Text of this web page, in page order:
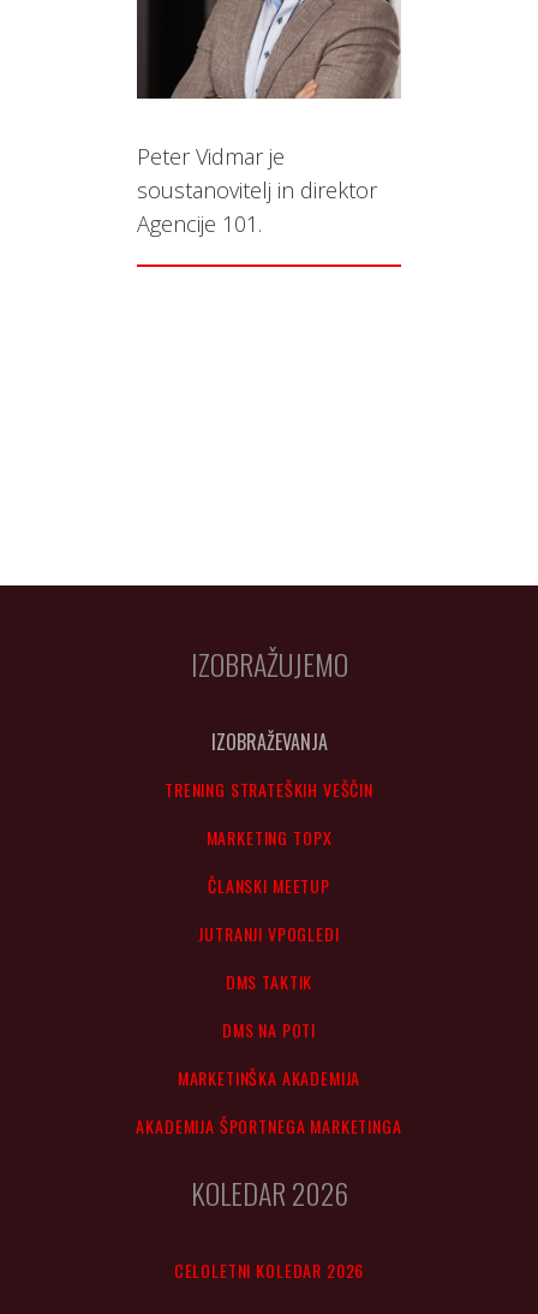
Peter Vidmar je
soustanovitelj in direktor
Agencije 101.
IZOBRAŽUJEMO
IZOBRAŽEVANJA
TRENING STRATEŠKIH VEŠČIN
MARKETING TOPX
ČLANSKI MEETUP
JUTRANJI VPOGLEDI
DMS TAKTIK
DMS NA POTI
MARKETINŠKA AKADEMIJA
AKADEMIJA ŠPORTNEGA MARKETINGA
KOLEDAR 2026
CELOLETNI KOLEDAR 2026